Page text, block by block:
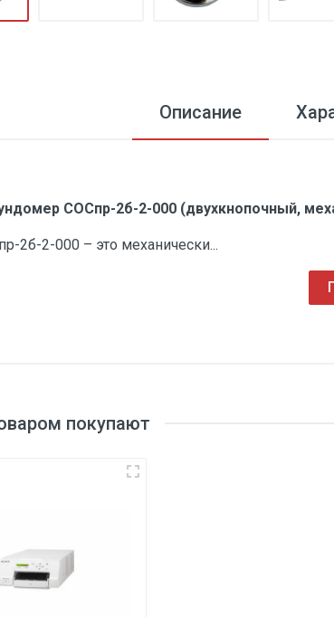
Описание
СОСпр-2б-2-000 (двухкнопочный,
2б-2-000 – это механически...
покупают